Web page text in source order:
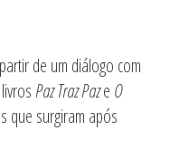
de um diálogo com
livrosPaz Traz Paze O
que surgiram após